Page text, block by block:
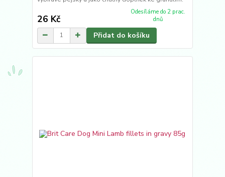
26 Kč
Odesíláme do 2 prac.
dnů
Přidat do košíku